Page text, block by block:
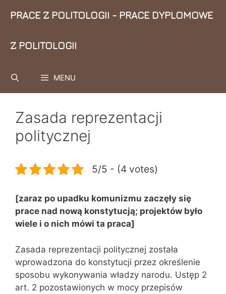
PRACE Z POLITOLOGII - PRACE DYPLOMOWE
Z POLITOLOGII
MENU
Zasada reprezentacji
politycznej
5/5 - (4 votes)
[zaraz po upadku komunizmu zaczęły się
prace nad nową konstytucją; projektów było
wiele i o nich mówi ta praca]
Zasada reprezentacji politycznej została
wprowadzona do konstytucji przez określenie
sposobu wykonywania władzy narodu. Ustęp 2
art. 2 pozostawionych w mocy przepisów